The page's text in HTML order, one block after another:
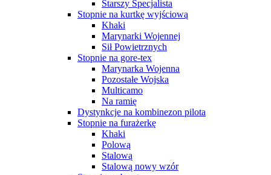
Starszy Specjalista
Stopnie na kurtkę wyjściową
Khaki
Marynarki Wojennej
Sił Powietrznych
Stopnie na gore-tex
Marynarka Wojenna
Pozostałe Wojska
Multicamo
Na ramię
Dystynkcje na kombinezon pilota
Stopnie na furażerkę
Khaki
Polową
Stalową
Stalową nowy wzór